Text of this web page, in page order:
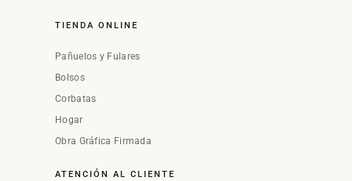
TIENDA ONLINE
Pañuelos y Fulares
Bolsos
Corbatas
Hogar
Obra Gráfica Firmada
ATENCIÓN AL CLIENTE